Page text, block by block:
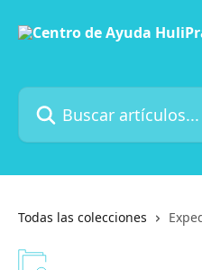
Buscar artículos...
Todas las colecciones